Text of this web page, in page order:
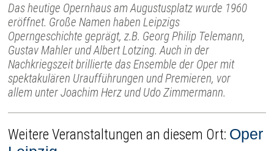
Das heutige Opernhaus am Augustusplatz wurde 1960
eröffnet. Große Namen haben Leipzigs
Operngeschichte geprägt, z.B. Georg Philip Telemann,
Gustav Mahler und Albert Lotzing. Auch in der
Nachkriegszeit brillierte das Ensemble der Oper mit
spektakulären Uraufführungen und Premieren, vor
allem unter Joachim Herz und Udo Zimmermann.
Weitere Veranstaltungen an diesem Ort: Oper